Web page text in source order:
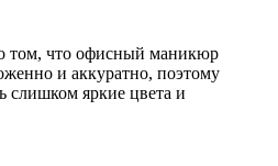
том, что офисный маникюр
и аккуратно, поэтому
слишком яркие цвета и